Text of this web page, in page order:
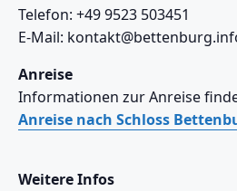
Telefon: +49 9523 503451
E-Mail:
Anreise
Informationen zur Anreise
Anreise nach Schloss
Weitere Infos